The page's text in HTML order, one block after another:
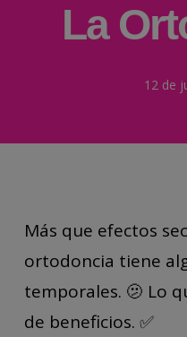
La
12 de
Más que efectos
ortodoncia tiene
temporales. 🫤 Lo
de beneficios. ✅